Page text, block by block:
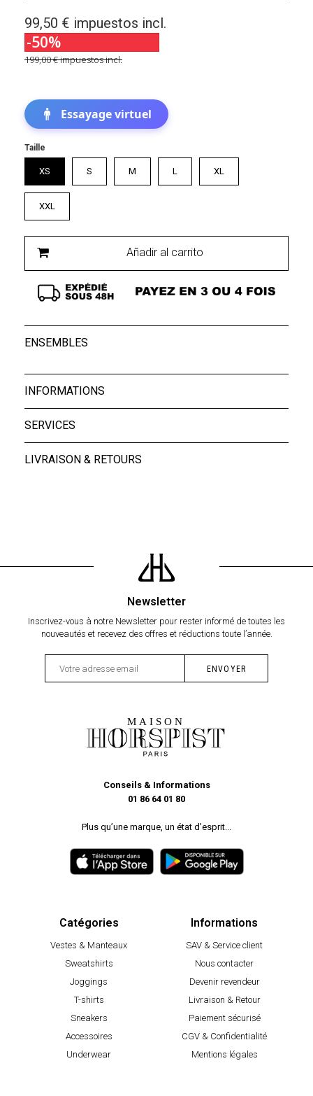
99,50 € impuestos incl.
-50%
199,00 €impuestos incl.
Essayage virtuel
Taille
XS S M L XL
XXL
Añadir al carrito
ENSEMBLES
INFORMATIONS
SERVICES
LIVRAISON & RETOURS
Newsletter
Inscrivez-vous à notre Newsletter pour rester informé de toutes les
nouveautés et recevez des offres et réductions toute l’année.
Conseils & Informations
01 86 64 01 80
Plus qu’une marque, un état d’esprit...
Catégories
Vestes & Manteaux
Sweatshirts
Joggings
T-shirts
Sneakers
Accessoires
Underwear
Informations
SAV & Service client
Nous contacter
Devenir revendeur
Livraison & Retour
Paiement sécurisé
CGV & Confidentialité
Mentions légales